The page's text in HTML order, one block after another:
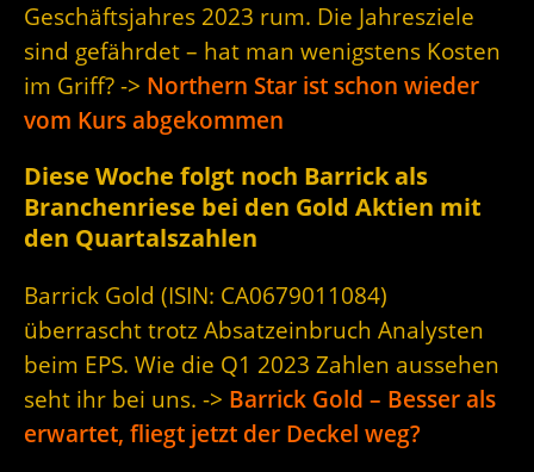
Geschäftsjahres 2023 rum. Die Jahresziele
sind gefährdet – hat man wenigstens Kosten
im Griff? -> Northern Star ist schon wieder
vom Kurs abgekommen
Diese Woche folgt noch Barrick als
Branchenriese bei den Gold Aktien mit
den Quartalszahlen
Barrick Gold (ISIN: CA0679011084)
überrascht trotz Absatzeinbruch Analysten
beim EPS. Wie die Q1 2023 Zahlen aussehen
seht ihr bei uns. -> Barrick Gold – Besser als
erwartet, fliegt jetzt der Deckel weg?